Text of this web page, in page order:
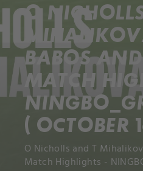
O
BABOS
MATCH
( OCTOBER
O Nicholls and T
Match Highlights -